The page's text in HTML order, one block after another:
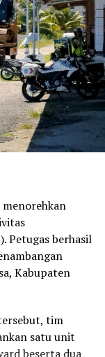
Jatanras
hingga berhasil
pelaku beserta
hukum lebih
Petugas berhasil
Kabupaten
tim
satu unit
beserta dua